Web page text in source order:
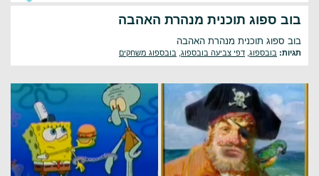
בוב ספוג תוכנית מנהרת האהבה
בוב ספוג תוכנית מנהרת האהבה
תגיות: בובספוג דפי צביעה בובספוג בובספוג משחקים